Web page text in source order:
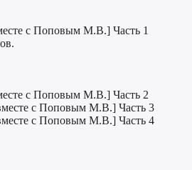
с Поповым М.В.] Часть 1
с Поповым М.В.] Часть 2
с Поповым М.В.] Часть 3
с Поповым М.В.] Часть 4